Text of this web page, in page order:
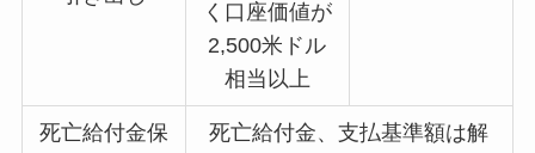
く口座価値が
2,500米ドル
相当以上
死亡給付金保
死亡給付金、支払基準額は解